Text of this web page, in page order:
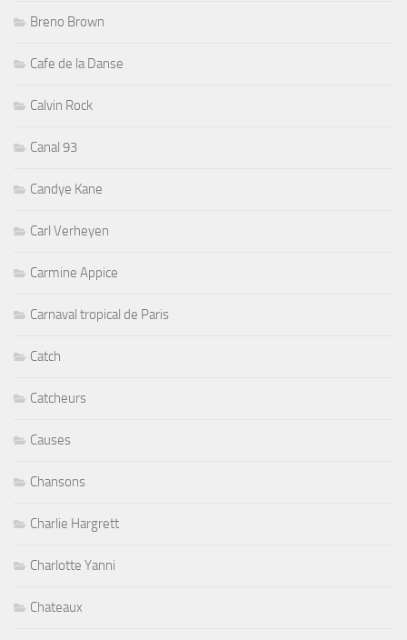
Breno Brown
Cafe de la Danse
Calvin Rock
Canal 93
Candye Kane
Carl Verheyen
Carmine Appice
Carnaval tropical de Paris
Catch
Catcheurs
Causes
Chansons
Charlie Hargrett
Charlotte Yanni
Chateaux